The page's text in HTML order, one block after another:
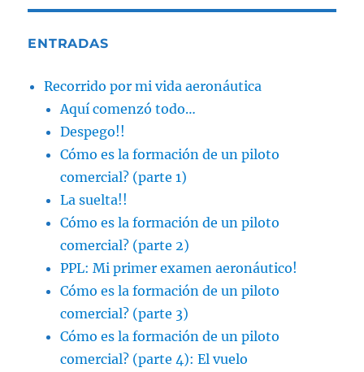
ENTRADAS
Recorrido por mi vida aeronáutica
Aquí comenzó todo…
Despego!!
Cómo es la formación de un piloto
comercial? (parte 1)
La suelta!!
Cómo es la formación de un piloto
comercial? (parte 2)
PPL: Mi primer examen aeronáutico!
Cómo es la formación de un piloto
comercial? (parte 3)
Cómo es la formación de un piloto
comercial? (parte 4): El vuelo